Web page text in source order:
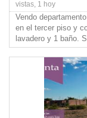
vistas, 1 hoy
Vendo
en el tercer piso y
lavadero y 1 baño.